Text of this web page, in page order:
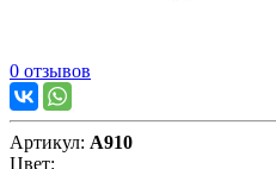
0 отзывов
Артикул: А910
Цвет: